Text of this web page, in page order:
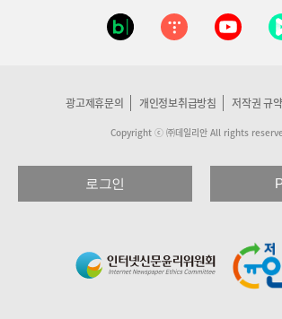
광고제휴문의 개인정보취급방침 저작권 규약
Copyright ⓒ ㈜데일리안 All rights
로그인